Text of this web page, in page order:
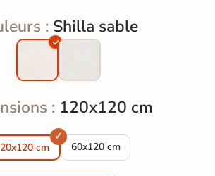
: Shilla sable
: 120x120 cm
cm 60x120 cm
Carrelage sol et mur poli effet